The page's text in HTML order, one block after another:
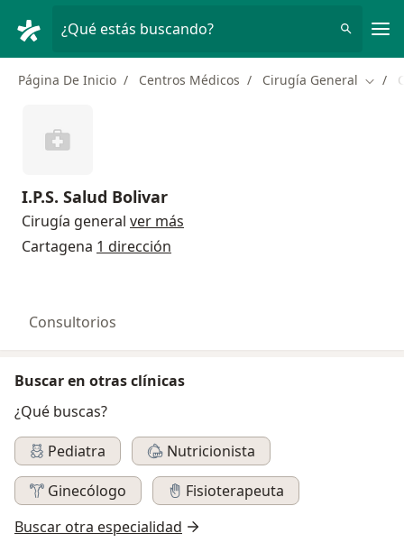
¿Qué estás buscando?
Página De Inicio Centros Médicos Cirugía General
I.P.S. Salud Bolivar
Cirugía general ver más
Cartagena 1 dirección
Consultorios
Buscar en otras clínicas
¿Qué buscas?
Pediatra
Nutricionista
Ginecólogo
Fisioterapeuta
Buscar otra especialidad